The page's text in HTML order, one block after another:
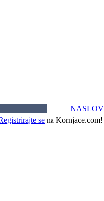
se na Kornjace.com!